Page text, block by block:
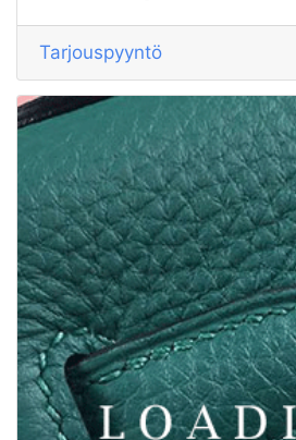
6032484/kengät alkaen PUMA
Tarjouspyyntö